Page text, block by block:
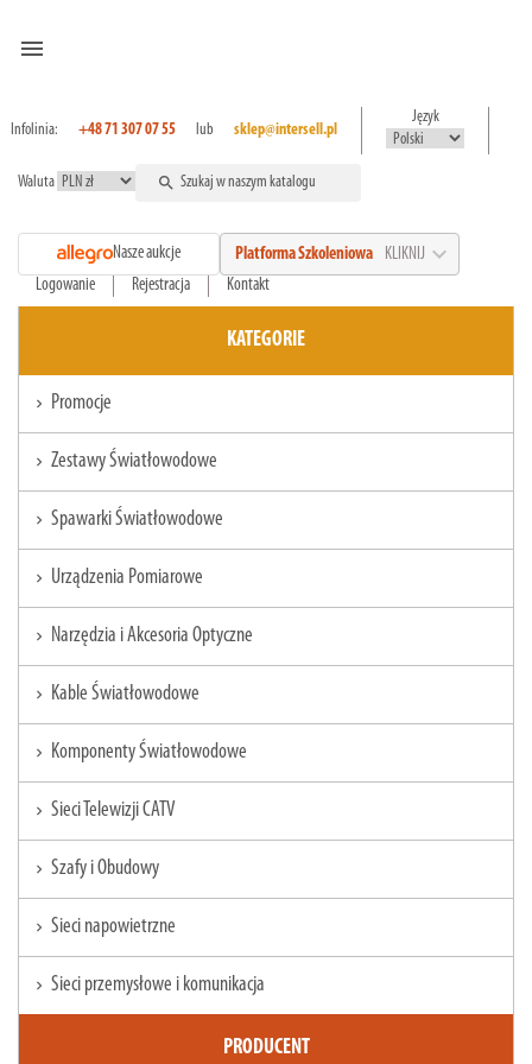
menu
Infolinia: +48 71 307 07 55 lub sklep@intersell.pl
Język
Waluta search
Nasze aukcje Platforma Szkoleniowa KLIKNIJ expand_more
Logowanie Rejestracja Kontakt
KATEGORIE
chevron_right Promocje
chevron_right Zestawy Światłowodowe
chevron_right Spawarki Światłowodowe
chevron_right Urządzenia Pomiarowe
chevron_right Narzędzia i Akcesoria Optyczne
chevron_right Kable Światłowodowe
chevron_right Komponenty Światłowodowe
chevron_right Sieci Telewizji CATV
chevron_right Szafy i Obudowy
chevron_right Sieci napowietrzne
chevron_right Sieci przemysłowe i komunikacja
PRODUCENT